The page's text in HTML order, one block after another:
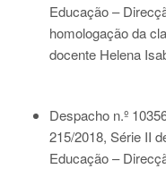
Educação –
homologação da
docente Helena
Despacho n.º
215/2018, Série II
Educação –